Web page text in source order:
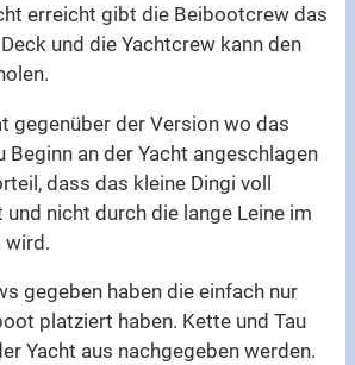
erreicht gibt die Beibootcrew das
und die Yachtcrew kann den
gegenüber der Version wo das
Beginn an der Yacht angeschlagen
dass das kleine Dingi voll
nicht durch die lange Leine im
wird.
gegeben haben die einfach nur
platziert haben. Kette und Tau
Yacht aus nachgegeben werden.